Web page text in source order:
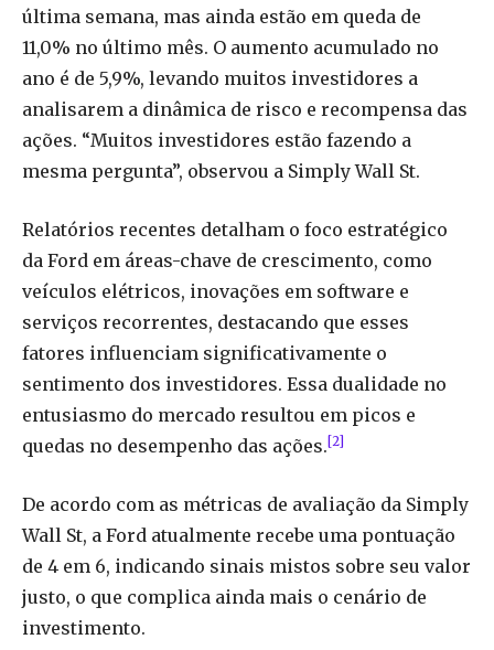
última semana, mas ainda estão em queda de
11,0% no último mês. O aumento acumulado no
ano é de 5,9%, levando muitos investidores a
analisarem a dinâmica de risco e recompensa das
ações. “Muitos investidores estão fazendo a
mesma pergunta”, observou a Simply Wall St.
Relatórios recentes detalham o foco estratégico
da Ford em áreas-chave de crescimento, como
veículos elétricos, inovações em software e
serviços recorrentes, destacando que esses
fatores influenciam significativamente o
sentimento dos investidores. Essa dualidade no
entusiasmo do mercado resultou em picos e
quedas no desempenho das ações. [2]
De acordo com as métricas de avaliação da Simply
Wall St, a Ford atualmente recebe uma pontuação
de 4 em 6, indicando sinais mistos sobre seu valor
justo, o que complica ainda mais o cenário de
investimento.